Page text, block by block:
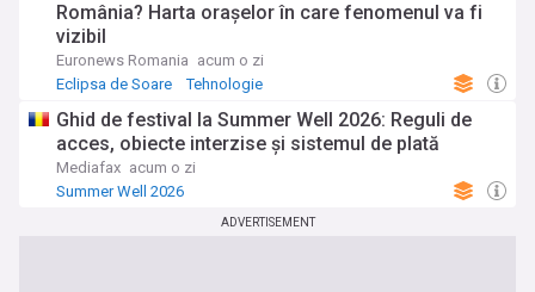
România? Harta orașelor în care fenomenul va fi
vizibil
Euronews Romania acum o zi
Eclipsa de Soare
Tehnologie
Ghid de festival la Summer Well 2026: Reguli de
acces, obiecte interzise și sistemul de plată
Mediafax acum o zi
Summer Well 2026
ADVERTISEMENT